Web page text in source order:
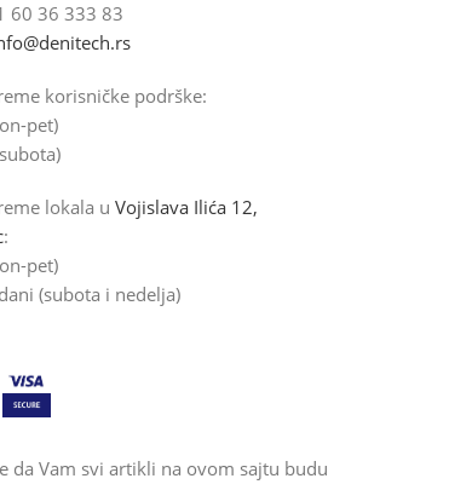
60 36 333 83
korisničke podrške:
pet)
lokala u Vojislava Ilića 12,
:
pet)
(subota i nedelja)
da Vam svi artikli na ovom sajtu budu